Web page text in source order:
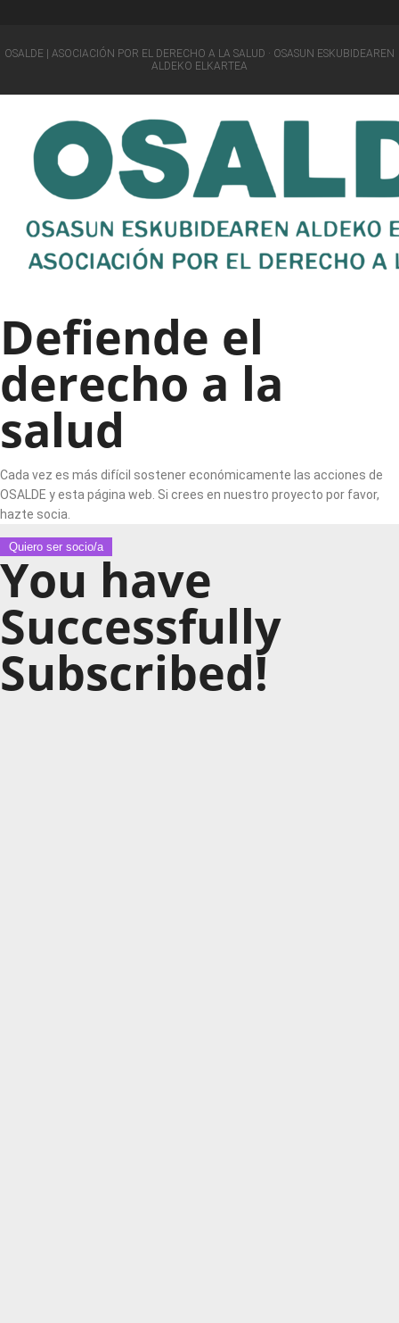
OSALDE | ASOCIACIÓN POR EL DERECHO A LA SALUD · OSASUN ESKUBIDEAREN
ALDEKO ELKARTEA
Defiende el
derecho a la
salud
Cada vez es más difícil sostener económicamente las acciones de
OSALDE y esta página web. Si crees en nuestro proyecto por favor,
hazte socia.
Quiero ser socio/a
You have
Successfully
Subscribed!